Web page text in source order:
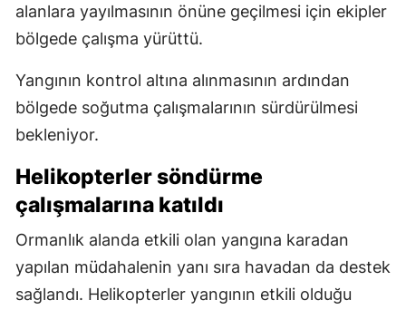
alanlara yayılmasının önüne geçilmesi için ekipler
bölgede çalışma yürüttü.
Yangının kontrol altına alınmasının ardından
bölgede soğutma çalışmalarının sürdürülmesi
bekleniyor.
Helikopterler söndürme
çalışmalarına katıldı
Ormanlık alanda etkili olan yangına karadan
yapılan müdahalenin yanı sıra havadan da destek
sağlandı. Helikopterler yangının etkili olduğu